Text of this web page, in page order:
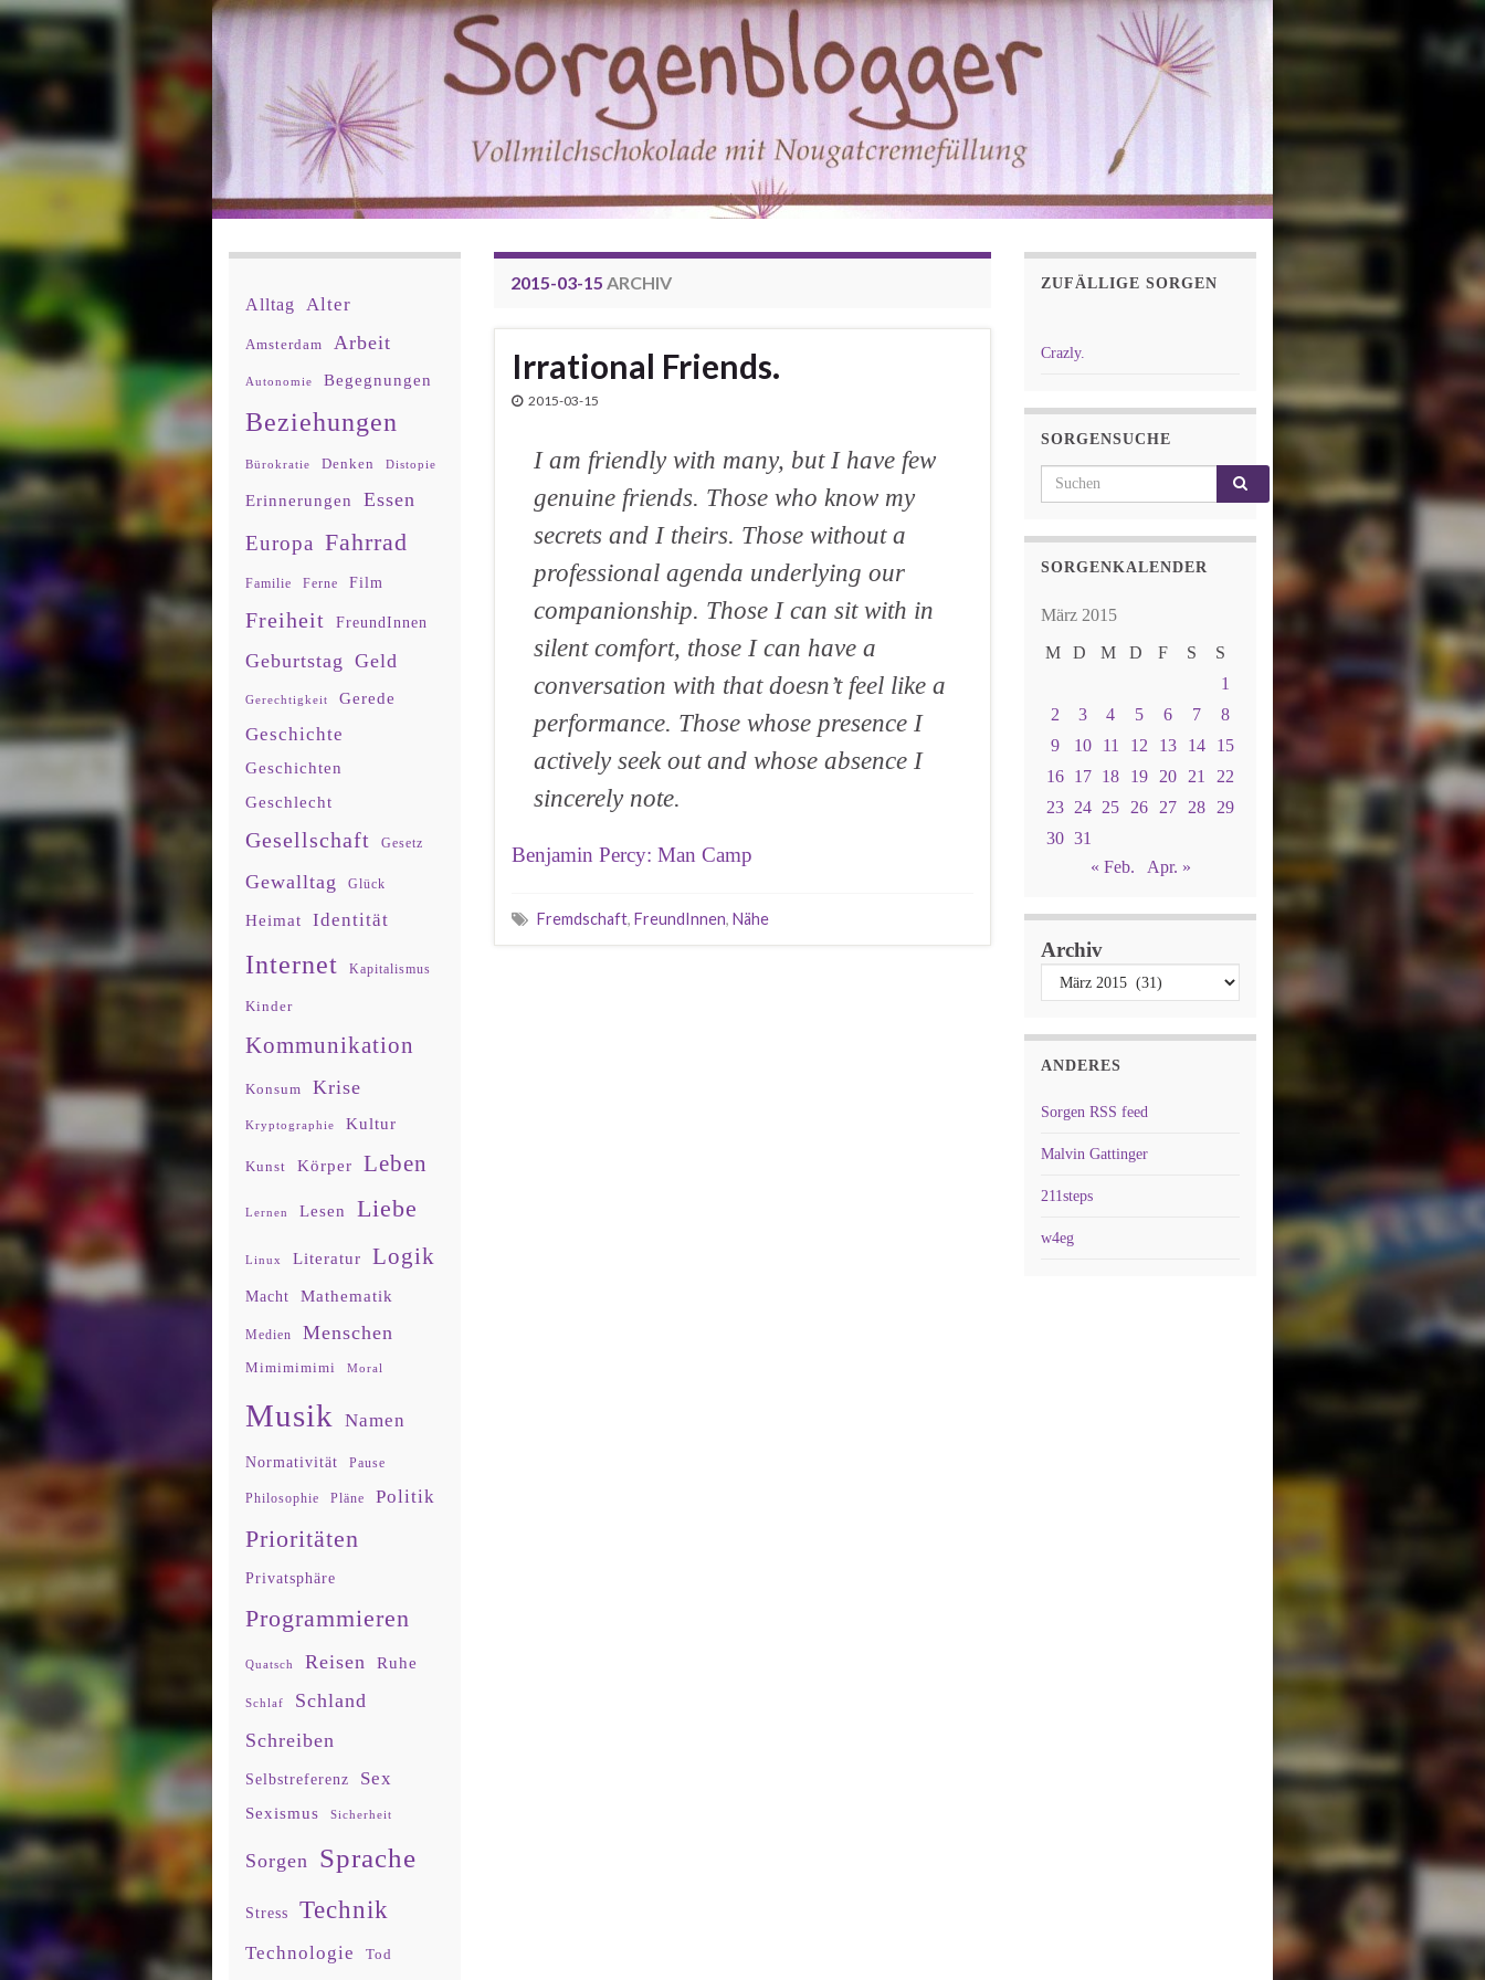
2015-03-15 ARCHIV
Irrational Friends.
2015-03-15
I am friendly with many, but I have few
genuine friends. Those who know my
secrets and I theirs. Those without a
professional agenda underlying our
companionship. Those I can sit with in
silent comfort, those I can have a
conversation with that doesn’t feel like a
performance. Those whose presence I
actively seek out and whose absence I
sincerely note.
Benjamin Percy: Man Camp
Fremdschaft, FreundInnen, Nähe
Alltag Alter
Amsterdam Arbeit
Autonomie Begegnungen
Beziehungen
Bürokratie Denken Distopie
Erinnerungen Essen
Europa Fahrrad
Familie Ferne Film
Freiheit FreundInnen
Geburtstag Geld
Gerechtigkeit Gerede
Geschichte
Geschichten
Geschlecht
Gesellschaft Gesetz
Gewalltag Glück
Heimat Identität
Internet Kapitalismus
Kinder
Kommunikation
Konsum Krise
Kryptographie Kultur
Kunst Körper Leben
Lernen Lesen Liebe
Linux Literatur Logik
Macht Mathematik
Medien Menschen
Mimimimimi Moral
Musik Namen
Normativität Pause
Philosophie Pläne Politik
Prioritäten
Privatsphäre
Programmieren
Quatsch Reisen Ruhe
Schlaf
Schland
Schreiben
Selbstreferenz Sex
Sexismus Sicherheit
Sorgen Sprache
Stress Technik
Technologie Tod
ZUFÄLLIGE SORGEN
Crazly.
SORGENSUCHE
Search for:
SORGENKALENDER
März 2015
M
D M D F S
S
1
2
3 4 5 6 7
8
9
10 11 12 13 14
15
16
17 18 19 20 21
22
23
24 25 26 27 28
29
30 31
« Feb.
Apr. »
Archiv
ANDERES
Sorgen RSS feed
Malvin Gattinger
211steps
w4eg